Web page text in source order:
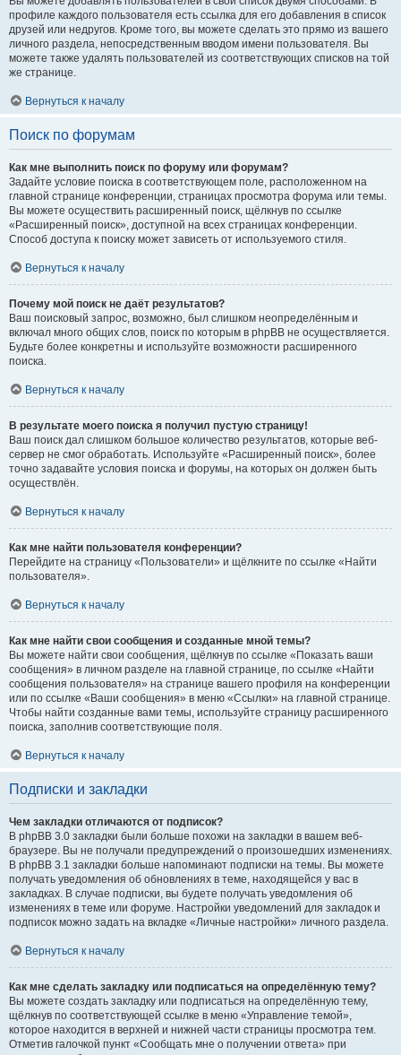
профиле каждого пользователя есть ссылка для его добавления в список
друзей или недругов. Кроме того, вы можете сделать это прямо из вашего
личного раздела, непосредственным вводом имени пользователя. Вы
можете также удалять пользователей из соответствующих списков на той
же странице.
Вернуться к началу
Поиск по форумам
Как мне выполнить поиск по форуму или форумам?
Задайте условие поиска в соответствующем поле, расположенном на
главной странице конференции, страницах просмотра форума или темы.
Вы можете осуществить расширенный поиск, щёлкнув по ссылке
«Расширенный поиск», доступной на всех страницах конференции.
Способ доступа к поиску может зависеть от используемого стиля.
Вернуться к началу
Почему мой поиск не даёт результатов?
Ваш поисковый запрос, возможно, был слишком неопределённым и
включал много общих слов, поиск по которым в phpBB не осуществляется.
Будьте более конкретны и используйте возможности расширенного
поиска.
Вернуться к началу
В результате моего поиска я получил пустую страницу!
Ваш поиск дал слишком большое количество результатов, которые веб-
сервер не смог обработать. Используйте «Расширенный поиск», более
точно задавайте условия поиска и форумы, на которых он должен быть
осуществлён.
Вернуться к началу
Как мне найти пользователя конференции?
Перейдите на страницу «Пользователи» и щёлкните по ссылке «Найти
пользователя».
Вернуться к началу
Как мне найти свои сообщения и созданные мной темы?
Вы можете найти свои сообщения, щёлкнув по ссылке «Показать ваши
сообщения» в личном разделе на главной странице, по ссылке «Найти
сообщения пользователя» на странице вашего профиля на конференции
или по ссылке «Ваши сообщения» в меню «Ссылки» на главной странице.
Чтобы найти созданные вами темы, используйте страницу расширенного
поиска, заполнив соответствующие поля.
Вернуться к началу
Подписки и закладки
Чем закладки отличаются от подписок?
В phpBB 3.0 закладки были больше похожи на закладки в вашем веб-
браузере. Вы не получали предупреждений о произошедших изменениях.
В phpBB 3.1 закладки больше напоминают подписки на темы. Вы можете
получать уведомления об обновлениях в теме, находящейся у вас в
закладках. В случае подписки, вы будете получать уведомления об
изменениях в теме или форуме. Настройки уведомлений для закладок и
подписок можно задать на вкладке «Личные настройки» личного раздела.
Вернуться к началу
Как мне сделать закладку или подписаться на определённую тему?
Вы можете создать закладку или подписаться на определённую тему,
щёлкнув по соответствующей ссылке в меню «Управление темой»,
которое находится в верхней и нижней части страницы просмотра тем.
Отметив галочкой пункт «Сообщать мне о получении ответа» при